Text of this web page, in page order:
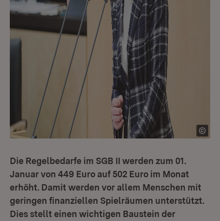
Die Regelbedarfe im SGB II werden zum 01.
Januar von 449 Euro auf 502 Euro im Monat
erhöht. Damit werden vor allem Menschen mit
geringen finanziellen Spielräumen unterstützt.
Dies stellt einen wichtigen Baustein der